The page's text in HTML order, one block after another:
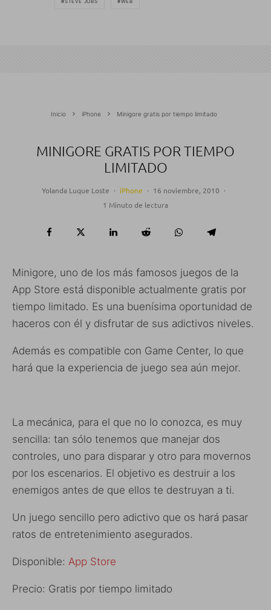
STEVE JOBS WEB
Inicio iPhone Minigore gratis por tiempo limitado
MINIGORE GRATIS POR TIEMPO
LIMITADO
Yolanda Luque Loste · iPhone · 16 noviembre, 2010 ·
1 Minuto de lectura
Minigore, uno de los más famosos juegos de la
App Store está disponible actualmente gratis por
tiempo limitado. Es una buenísima oportunidad de
haceros con él y disfrutar de sus adictivos niveles.
Además es compatible con Game Center, lo que
hará que la experiencia de juego sea aún mejor.
La mecánica, para el que no lo conozca, es muy
sencilla: tan sólo tenemos que manejar dos
controles, uno para disparar y otro para movernos
por los escenarios. El objetivo es destruir a los
enemigos antes de que ellos te destruyan a ti.
Un juego sencillo pero adictivo que os hará pasar
ratos de entretenimiento asegurados.
Disponible: App Store
Precio: Gratis por tiempo limitado